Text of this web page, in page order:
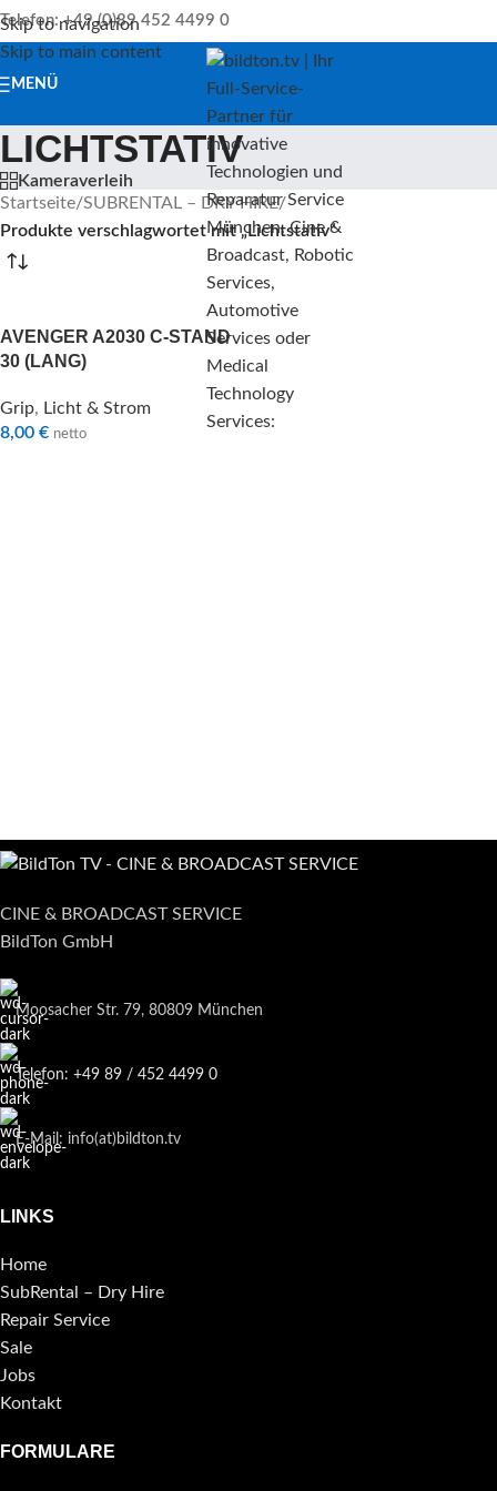
Skip to navigation
Skip to main content
Telefon: +49 (0)89 452 4499 0
MENÜ
LICHTSTATIV
Kameraverleih
Startseite/SUBRENTAL – DRY HIRE/
Produkte verschlagwortet mit „Lichtstativ“
AVENGER A2030 C-STAND
30 (LANG)
Grip, Licht & Strom
8,00 € netto
CINE & BROADCAST SERVICE
BildTon GmbH
Moosacher Str. 79, 80809 München
Telefon: +49 89 / 452 4499 0
E-Mail: info(at)bildton.tv
LINKS
Home
SubRental – Dry Hire
Repair Service
Sale
Jobs
Kontakt
FORMULARE